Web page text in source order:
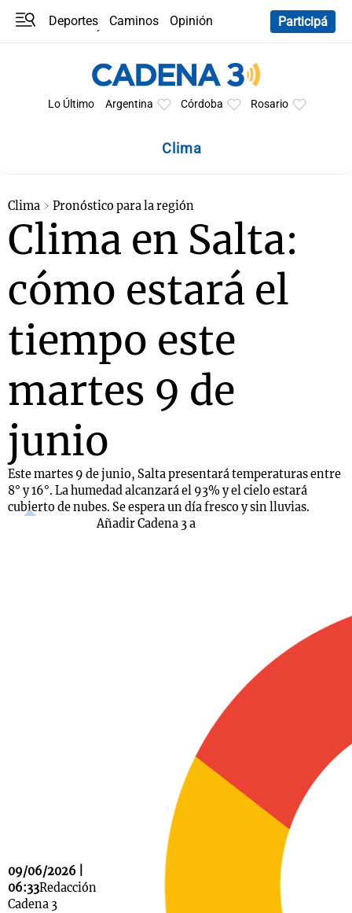
Deportes Caminos
Opinión
Participá
Lo Último Argentina Córdoba Rosario
Clima
Clima Pronóstico para la región
Clima en Salta:
cómo estará el
tiempo este
martes 9 de
junio
Este martes 9 de junio, Salta presentará temperaturas entre
8° y 16°. La humedad alcanzará el 93% y el cielo estará
cubierto de nubes. Se espera un día fresco y sin lluvias.
09/06/2026 |
06:33Redacción
Cadena 3
Añadir Cadena 3 a
Mundial 2026
La Sole en
Cadena 3